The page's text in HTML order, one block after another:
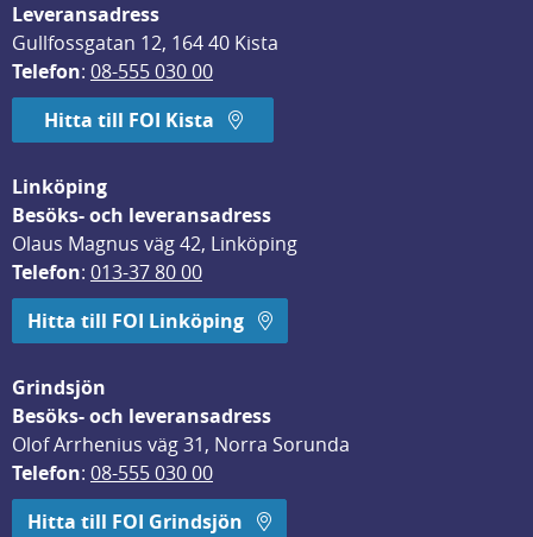
Leveransadress
Gullfossgatan 12, 164 40 Kista
Telefon: 08-555 030 00
Hitta till FOI Kista
Linköping
Besöks- och leveransadress
Olaus Magnus väg 42, Linköping
Telefon: 013-37 80 00
Hitta till FOI Linköping
Grindsjön
Besöks- och leveransadress
Olof Arrhenius väg 31, Norra Sorunda
Telefon: 08-555 030 00
Hitta till FOI Grindsjön